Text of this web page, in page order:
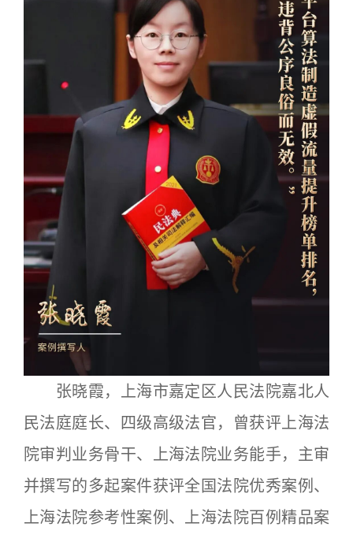
张晓霞，上海市嘉定区人民法院嘉北人
民法庭庭长、四级高级法官，曾获评上海法
院审判业务骨干、上海法院业务能手，主审
并撰写的多起案件获评全国法院优秀案例、
上海法院参考性案例、上海法院百例精品案